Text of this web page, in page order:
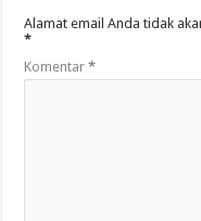
Alamat email Anda tidak
*
Komentar*